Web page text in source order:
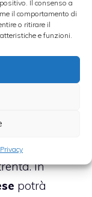
Il consenso a
il comportamento di
o ritirare il
e funzioni.
e
una noce
volta di
versato
la carne
tenera.
In
potrà